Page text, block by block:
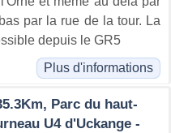
par la rue de la tour. La
depuis le GR5
Plus d'informations
Parc du haut-
U4 d'Uckange -